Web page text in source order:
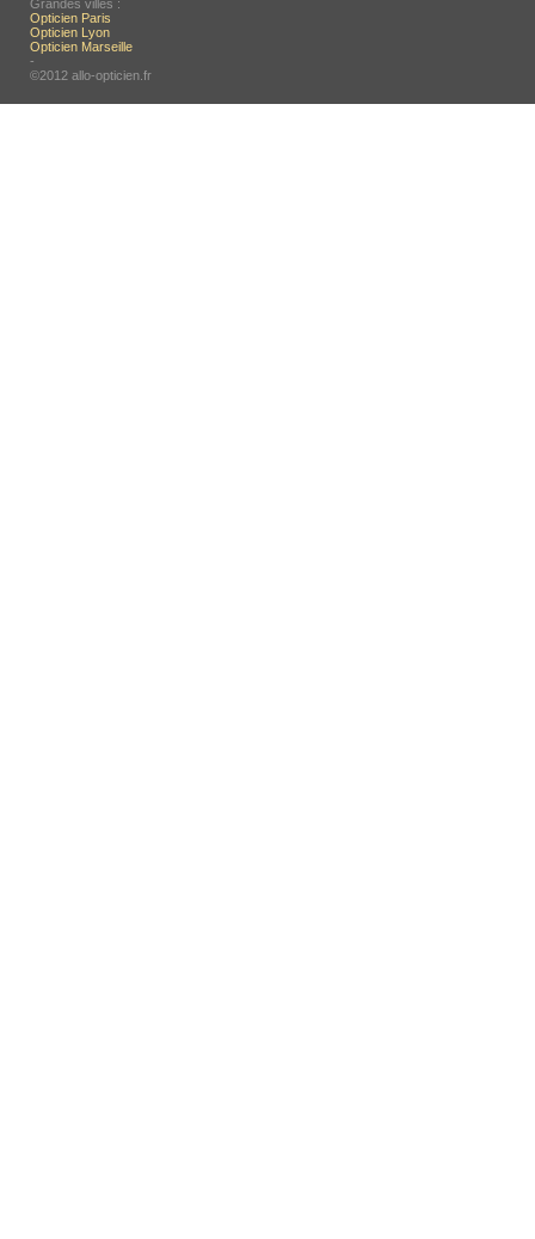
Grandes villes :
Opticien Paris
Opticien Lyon
Opticien Marseille
-
©2012 allo-opticien.fr